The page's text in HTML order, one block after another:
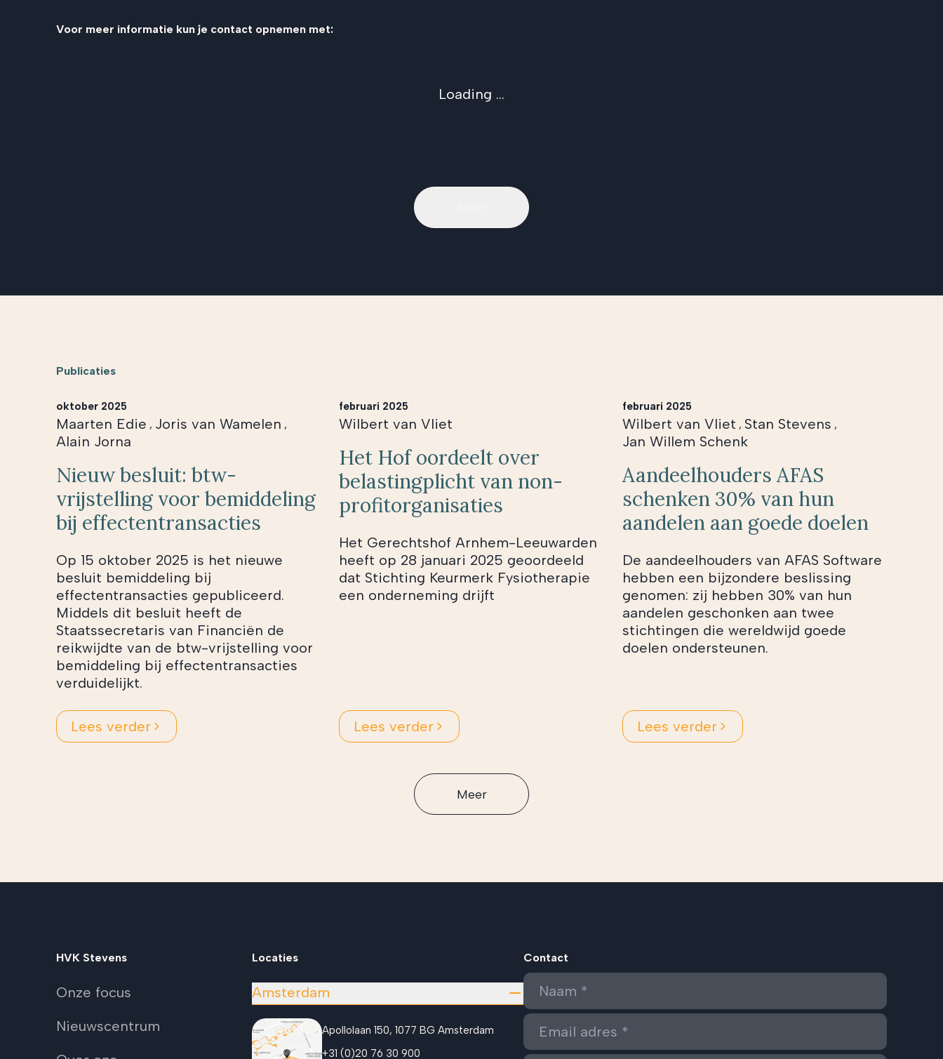
Voor meer informatie kun je contact opnemen met:
Loading ...
Publicaties
oktober 2025
Maarten Edie , Joris van Wamelen ,
Alain Jorna
Nieuw besluit: btw-
vrijstelling voor bemiddeling
bij effectentransacties
Op 15 oktober 2025 is het nieuwe
besluit bemiddeling bij
effectentransacties gepubliceerd.
Middels dit besluit heeft de
Staatssecretaris van Financiën de
reikwijdte van de btw-vrijstelling voor
bemiddeling bij effectentransacties
verduidelijkt.
Lees verder
februari 2025
Wilbert van Vliet
Het Hof oordeelt over
belastingplicht van non-
profitorganisaties
Het Gerechtshof Arnhem-Leeuwarden
heeft op 28 januari 2025 geoordeeld
dat Stichting Keurmerk Fysiotherapie
een onderneming drijft
Lees verder
februari 2025
Wilbert van Vliet , Stan Stevens ,
Jan Willem Schenk
Aandeelhouders AFAS
schenken 30% van hun
aandelen aan goede doelen
De aandeelhouders van AFAS Software
hebben een bijzondere beslissing
genomen: zij hebben 30% van hun
aandelen geschonken aan twee
stichtingen die wereldwijd goede
doelen ondersteunen.
Lees verder
Meer
HVK Stevens
Onze focus
Nieuwscentrum
Locaties
Amsterdam
Apollolaan 150, 1077 BG Amsterdam
+31 (0)20 76 30 900
Contact